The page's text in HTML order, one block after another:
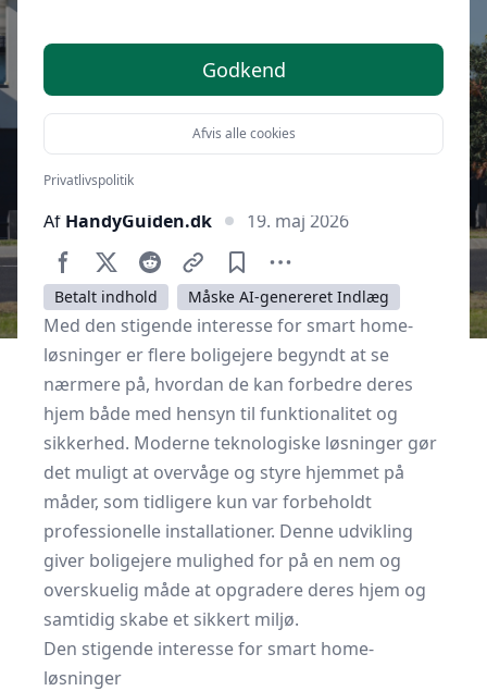
Af HandyGuiden.dk 19. maj 2026
Betalt indhold Måske AI-genereret Indlæg
Med den stigende interesse for smart home-
løsninger er flere boligejere begyndt at se
nærmere på, hvordan de kan forbedre deres
hjem både med hensyn til funktionalitet og
sikkerhed. Moderne teknologiske løsninger gør
det muligt at overvåge og styre hjemmet på
måder, som tidligere kun var forbeholdt
professionelle installationer. Denne udvikling
giver boligejere mulighed for på en nem og
overskuelig måde at opgradere deres hjem og
samtidig skabe et sikkert miljø.
Den stigende interesse for smart home-
løsninger
Godkend
Afvis alle cookies
Privatlivspolitik